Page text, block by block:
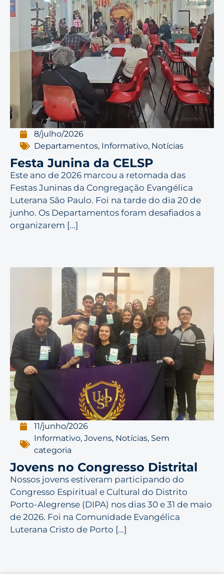
8/julho/2026
Departamentos, Informativo, Notícias
Festa Junina da CELSP
Este ano de 2026 marcou a retomada das
Festas Juninas da Congregação Evangélica
Luterana São Paulo. Foi na tarde do dia 20 de
junho. Os Departamentos foram desafiados a
organizarem [...]
11/junho/2026
Informativo,Jovens, Notícias, Sem
categoria
Jovens no Congresso Distrital
Nossos jovens estiveram participando do
Congresso Espiritual e Cultural do Distrito
Porto-Alegrense (DIPA) nos dias 30 e 31 de maio
de 2026. Foi na Comunidade Evangélica
Luterana Cristo de Porto [...]